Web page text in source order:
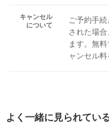
キャンセル
について
ご予約手
された場
ます。無
ャンセル料
よく一緒に見られてい